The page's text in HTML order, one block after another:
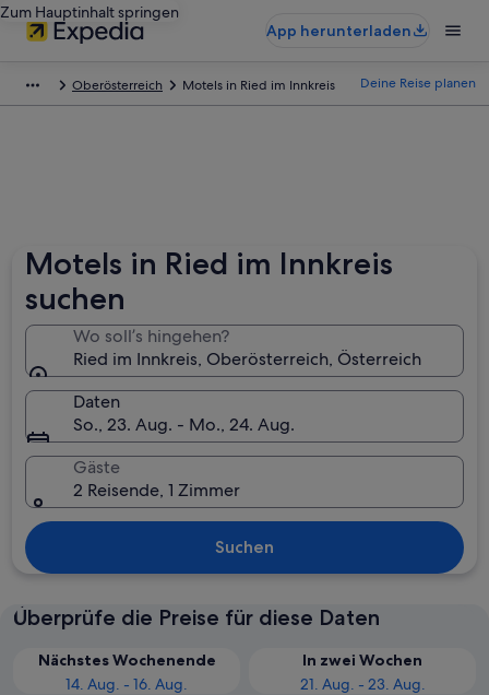
Zum Hauptinhalt springen
App herunterladen
Oberösterreich Motels in Ried im Innkreis Deine Reise planen
Motels in Ried im Innkreis
suchen
Wo soll’s hingehen?
Ried im Innkreis, Oberösterreich, Österreich
Daten
So., 23. Aug. - Mo., 24. Aug.
Gäste
2 Reisende, 1 Zimmer
Suchen
Überprüfe die Preise für diese Daten
Nächstes Wochenende
14. Aug. - 16. Aug.
In zwei Wochen
21. Aug. - 23. Aug.